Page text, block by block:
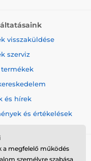
visszaküldése
szerviz
termékek
és hírek
és értékelések
a megfelelő működés
személyre szabása